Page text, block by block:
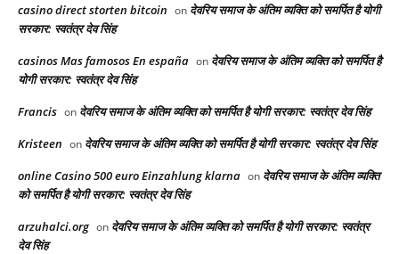
casino direct storten bitcoin on देवरिय समाज के अंतिम व्यक्ति को समर्पित है योगी
सरकार: स्वतंत्र देव सिंह
casinos Mas famosos En españa on देवरिय समाज के अंतिम व्यक्ति को समर्पित है
योगी सरकार: स्वतंत्र देव सिंह
Francis on देवरिय समाज के अंतिम व्यक्ति को समर्पित है योगी सरकार: स्वतंत्र देव सिंह
Kristeen on देवरिय समाज के अंतिम व्यक्ति को समर्पित है योगी सरकार: स्वतंत्र देव सिंह
online Casino 500 euro Einzahlung klarna on देवरिय समाज के अंतिम व्यक्ति
को समर्पित है योगी सरकार: स्वतंत्र देव सिंह
arzuhalci.org on देवरिय समाज के अंतिम व्यक्ति को समर्पित है योगी सरकार: स्वतंत्र
देव सिंह